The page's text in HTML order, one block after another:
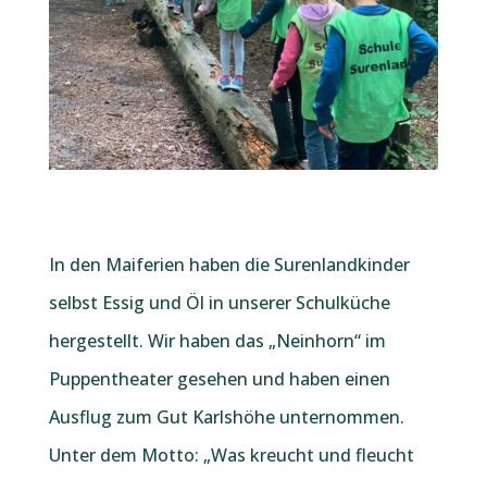
In den Maiferien haben die Surenlandkinder
selbst Essig und Öl in unserer Schulküche
hergestellt. Wir haben das „Neinhorn“ im
Puppentheater gesehen und haben einen
Ausflug zum Gut Karlshöhe unternommen.
Unter dem Motto: „Was kreucht und fleucht